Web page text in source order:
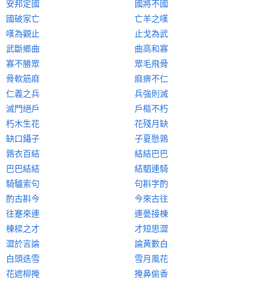
安邦定國
國將不國
國破家亡
亡羊之嘆
嘆為觀止
止戈為武
武斷鄉曲
曲高和寡
寡不勝眾
眾毛飛骨
骨軟筋麻
麻痹不仁
仁義之兵
兵強則滅
滅門絕戶
戶樞不朽
朽木生花
花殘月缺
缺口鑷子
子夏懸鶉
鶉衣百結
結結巴巴
巴巴結結
結駟連騎
騎驢索句
句斟字酌
酌古斟今
今來古往
往蹇來連
連甍接棟
棟樑之才
才短思澀
澀於言論
論黃數白
白頭迭雪
雪月風花
花遮柳掩
掩鼻偷香